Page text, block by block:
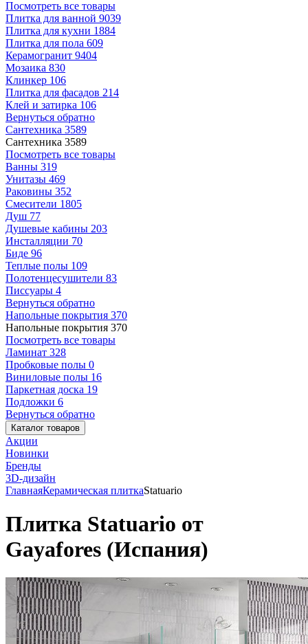
Посмотреть все товары
Плитка для ванной 9039
Плитка для кухни 1884
Плитка для пола 609
Керамогранит 9404
Мозаика 830
Клинкер 106
Плитка для фасадов 214
Клей и затирка 106
Вернуться обратно
Сантехника 3589
Сантехника 3589
Посмотреть все товары
Ванны 319
Унитазы 469
Раковины 352
Смесители 1805
Душ 77
Душевые кабины 203
Инсталляции 70
Биде 96
Теплые полы 109
Полотенцесушители 83
Писсуары 4
Вернуться обратно
Напольные покрытия 370
Напольные покрытия 370
Посмотреть все товары
Ламинат 328
Пробковые полы 0
Виниловые полы 16
Паркетная доска 19
Подложки 6
Вернуться обратно
Каталог товаров
Акции
Новинки
Бренды
3D-дизайн
ГлавнаяКерамическая плиткаStatuario
Плитка Statuario от
Gayafores (Испания)